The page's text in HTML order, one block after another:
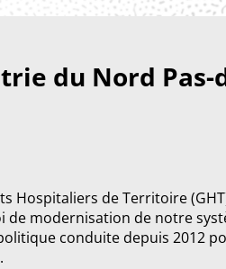
du Nord Pas-
Hospitaliers de Territoire
de modernisation de notre
conduite depuis 2012